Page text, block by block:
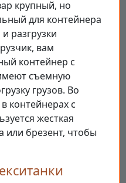
крупный, но
для контейнера
разгрузки
вам
контейнер с
съемную
грузов. Во
контейнерах с
жесткая
или брезент, чтобы